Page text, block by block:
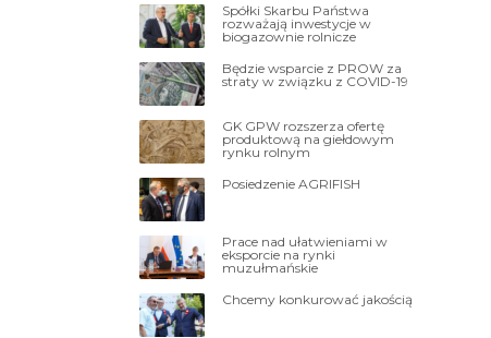
Spółki Skarbu Państwa
rozważają inwestycje w
biogazownie rolnicze
Będzie wsparcie z PROW za
straty w związku z COVID-19
GK GPW rozszerza ofertę
produktową na giełdowym
rynku rolnym
Posiedzenie AGRIFISH
Prace nad ułatwieniami w
eksporcie na rynki
muzułmańskie
Chcemy konkurować jakością